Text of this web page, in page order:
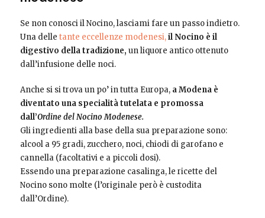
Se non conosci il Nocino, lasciami fare un passo indietro.
Una delle tante eccellenze modenesi,il Nocino è il
digestivo della tradizione, un liquore antico ottenuto
dall’infusione delle noci.
Anche si si trova un po’ in tutta Europa, a Modena è
diventato una specialità tutelata e promossa
dall’Ordine del Nocino Modenese.
Gli ingredienti alla base della sua preparazione sono:
alcool a 95 gradi, zucchero, noci, chiodi di garofano e
cannella (facoltativi e a piccoli dosi).
Essendo una preparazione casalinga, le ricette del
Nocino sono molte (l’originale però è custodita
dall’Ordine).